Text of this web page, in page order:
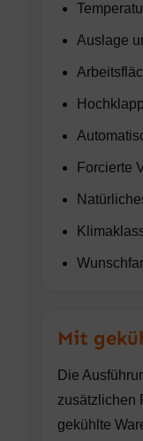
Auslage
Forcierte
Mit
Die
zusätzlichen
gekühlte